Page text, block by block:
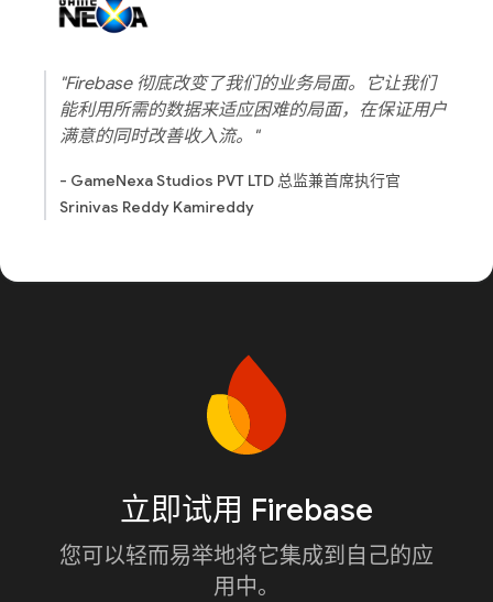
"Firebase 彻底改变了我们的业务局面。它让我们
能利用所需的数据来适应困难的局面，在保证用户
满意的同时改善收入流。"
- GameNexa Studios PVT LTD 总监兼首席执行官
Srinivas Reddy Kamireddy
立即试用 Firebase
您可以轻而易举地将它集成到自己的应
用中。